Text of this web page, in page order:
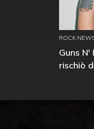
ROCK
Guns N'
rischiò